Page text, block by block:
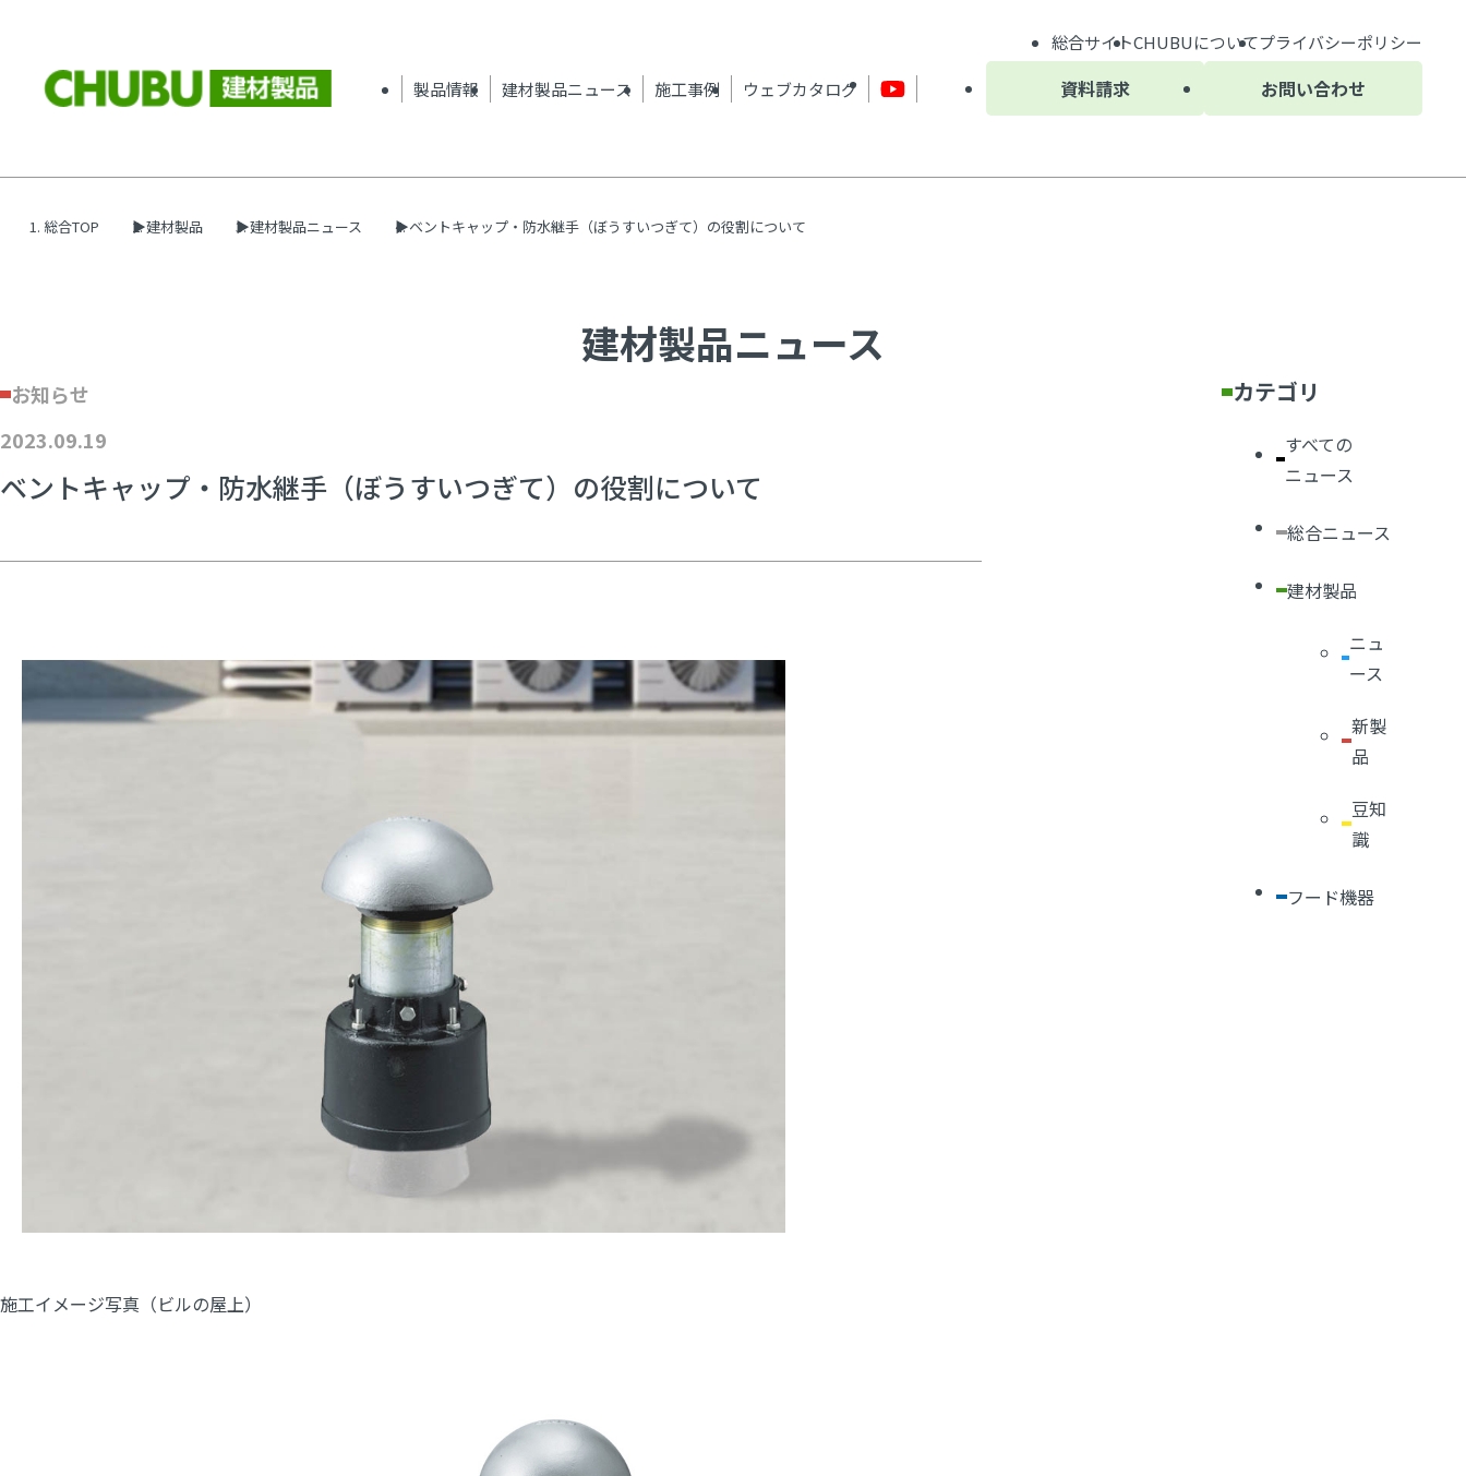
製品情報 建材製品ニュース 施工事例 ウェブカタログ 資料請求 お問い合わせ
総合サイトCHUBUについてプライバシーポリシー
総合TOP 建材製品 建材製品ニュース ベントキャップ・防水継手（ぼうすいつぎて）の役割について
建材製品ニュース
お知らせ
2023.09.19
ベントキャップ・防水継手（ぼうすいつぎて）の役割について
施工イメージ写真（ビルの屋上）
カテゴリ
すべての
ニュース
総合ニュース
建材製品
ニュ
ース
新製
品
豆知
識
フード機器